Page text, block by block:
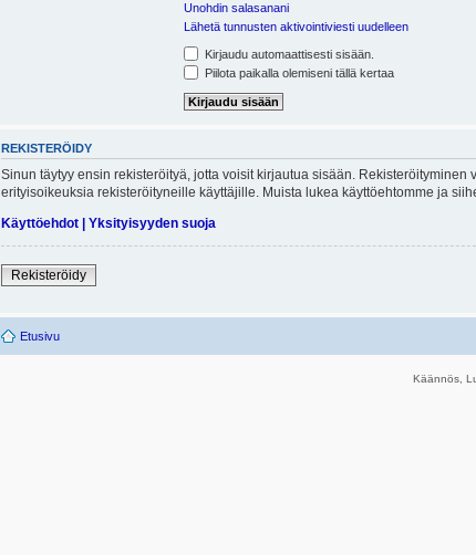
Unohdin salasanani
Lähetä tunnusten aktivointiviesti uudelleen
Kirjaudu automaattisesti sisään.
Piilota paikalla olemiseni tällä kertaa
REKISTERÖIDY
Sinun täytyy ensin rekisteröityä, jotta voisit kirjautua sisään.
erityisoikeuksia rekisteröityneille käyttäjille. Muista lukea käyttöehtomme ja
Käyttöehdot | Yksityisyyden suoja
Rekisteröidy
Etusivu
Käännös,